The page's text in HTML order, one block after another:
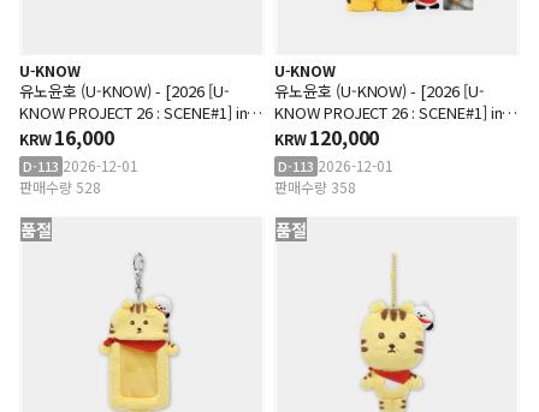
U-KNOW
유노윤호 (U-KNOW) - [2026 [U-
KNOW PROJECT 26 : SCENE#1] in
SEOUL MD] 스크런치
KRW16,000
D-113 2026-12-01
판매수량 528
U-KNOW
유노윤호 (U-KNOW) - [2026 [U-
KNOW PROJECT 26 : SCENE#1] in
SEOUL MD] 빅 사이즈 인형 SET
KRW120,000
D-113 2026-12-01
판매수량 358
품절 품절